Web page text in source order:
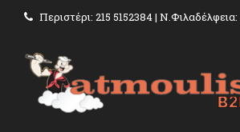
Περιστέρι: 215 5152384 |